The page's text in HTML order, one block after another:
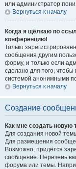
или администратор
Вернуться к началу
Когда я щёлкаю по
конференцию!
Только
сообщения другим
форму, и только если
сделано для того, чтобы
системой анонимными
Вернуться к началу
Создание
Как мне создать
Для создания новой
Для размещения
Возможно, придётся
сообщение. Перечень
форума или темы.